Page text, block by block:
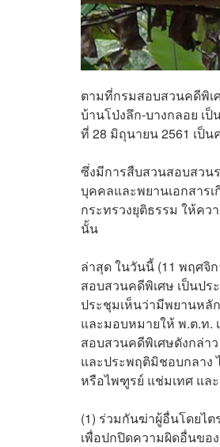
ตามที่กรมสอบสวนคดีพิเ
บ้านโป่งลึก-บางกลอย เ
ที่ 28 มิถุนายน 2561 เป็น
ซึ่งมีการสืบสวนสอบสวน
บุคคลและพยานเอกสาร
กระทรวงยุติธรรม ให้ค
นั้น
ล่าสุด ในวันนี้ (11 พฤศจิ
สอบสวนคดีพิเศษ เป็นป
ประชุมเห็นว่ามีพยานหลั
และมอบหมายให้ พ.ต.ท.
สอบสวนคดีพิเศษดังกล่า
และประพฤติมิชอบกลา
หรือไพฑูรย์ แช่มเทศ แล
(1) ร่วมกันฆ่าผู้อื่นโดยไต
เพื่อปกปิดความผิดอื่นขอ